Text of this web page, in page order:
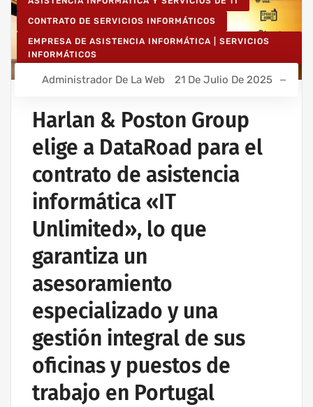
CONTRATO DE SERVICIOS INFORMÁTICOS
EMPRESA DE ASISTENCIA INFORMÁTICA | SERVICIOS
INFORMÁTICOS
IT UNLIMITED - SERVICIOS INFORMÁTICOS
Administrador De La Web 21 De Julio De 2025
Harlan & Poston Group
elige a DataRoad para el
contrato de asistencia
informática «IT
Unlimited», lo que
garantiza un
asesoramiento
especializado y una
gestión integral de sus
oficinas y puestos de
trabajo en Portugal